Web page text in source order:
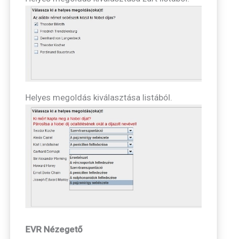
Helyes megoldás kiválasztása listából.
EVR Nézegető